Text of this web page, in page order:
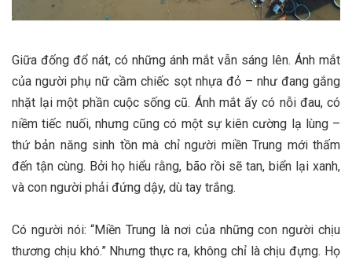
Giữa đống đổ nát, có những ánh mắt vẫn sáng lên. Ánh mắt
của người phụ nữ cầm chiếc sọt nhựa đỏ – như đang gắng
nhặt lại một phần cuộc sống cũ. Ánh mắt ấy có nỗi đau, có
niềm tiếc nuối, nhưng cũng có một sự kiên cường lạ lùng –
thứ bản năng sinh tồn mà chỉ người miền Trung mới thấm
đến tận cùng. Bởi họ hiểu rằng, bão rồi sẽ tan, biển lại xanh,
và con người phải đứng dậy, dù tay trắng.
Có người nói: “Miền Trung là nơi của những con người chịu
thương chịu khó.” Nhưng thực ra, không chỉ là chịu đựng. Họ